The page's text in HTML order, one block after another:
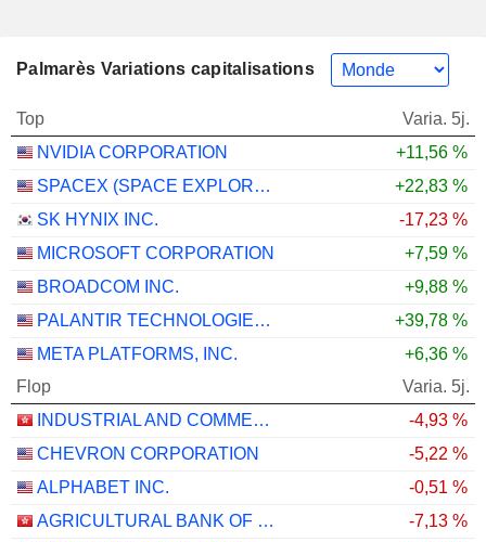
Palmarès Variations capitalisations
Top
Varia. 5j.
NVIDIA CORPORATION
+11,56 %
SPACEX (SPACE EXPLORATION TECHNOLOGIES)
+22,83 %
SK HYNIX INC.
-17,23 %
MICROSOFT CORPORATION
+7,59 %
BROADCOM INC.
+9,88 %
PALANTIR TECHNOLOGIES INC.
+39,78 %
META PLATFORMS, INC.
+6,36 %
Flop
Varia. 5j.
INDUSTRIAL AND COMMERCIAL BANK OF CHINA LIMITED
-4,93 %
CHEVRON CORPORATION
-5,22 %
ALPHABET INC.
-0,51 %
AGRICULTURAL BANK OF CHINA LIMITED
-7,13 %